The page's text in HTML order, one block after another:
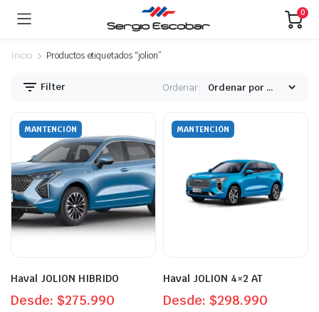
0
Inicio Productos etiquetados “jolion”
Filter Ordenar:
MANTENCIÓN
Haval JOLION HIBRIDO
Desde: $275.990
MANTENCIÓN
Haval JOLION 4×2 AT
Desde: $298.990